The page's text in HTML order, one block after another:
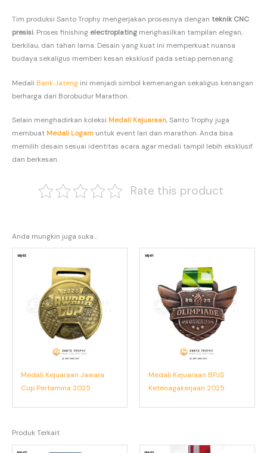
Tim produksi Santo Trophy mengerjakan prosesnya dengan teknik CNC
presisi. Proses finishing electroplating menghasilkan tampilan elegan,
berkilau, dan tahan lama. Desain yang kuat ini memperkuat nuansa
budaya sekaligus memberi kesan eksklusif pada setiap pemenang.
Medali Bank Jateng ini menjadi simbol kemenangan sekaligus kenangan
berharga dari Borobudur Marathon.
Selain menghadirkan koleksi Medali Kejuaraan, Santo Trophy juga
membuat Medali Logam untuk event lari dan marathon. Anda bisa
memilih desain sesuai identitas acara agar medali tampil lebih eksklusif
dan berkesan.
Rate this product
Anda mungkin juga suka…
Medali Kejuaraan Jawara
Cup Pertamina 2025
Medali Kejuaraan BPJS
Ketenagakerjaan 2025
Produk Terkait